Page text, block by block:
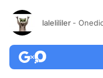
lalelililer -